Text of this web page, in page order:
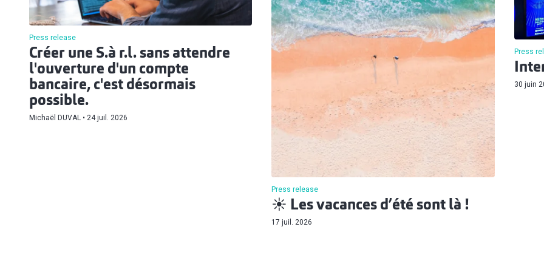
Press release
Créer une S.à r.l. sans attendre
l'ouverture d'un compte
bancaire, c'est désormais
possible.
Michaël DUVAL 24 juil. 2026
Press release
☀️ Les vacances d’été sont là !
17 juil. 2026
Press
30 juin